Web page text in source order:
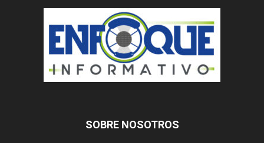
SOBRE NOSOTROS